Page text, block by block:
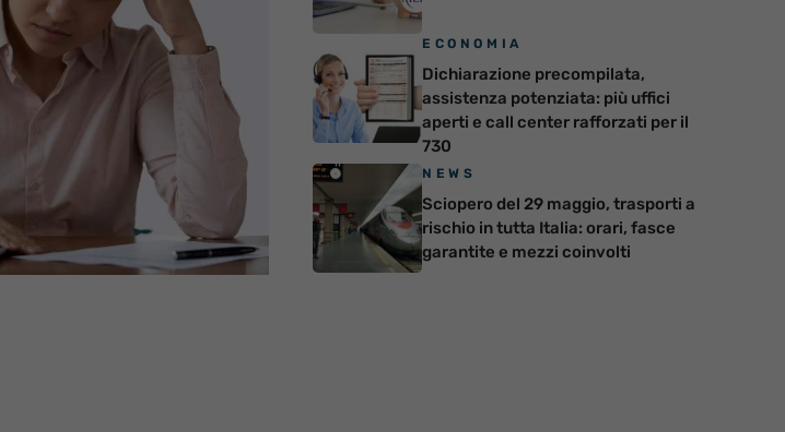
ECONOMIA
Dichiarazione precompilata,
assistenza potenziata: più uffici
aperti e call center rafforzati per il
730
NEWS
Sciopero del 29 maggio, trasporti a
rischio in tutta Italia: orari, fasce
garantite e mezzi coinvolti